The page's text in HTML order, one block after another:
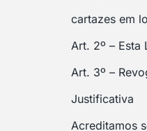
cartazes em
Art. 2º – Esta
Art. 3º –
Justificativa
Acreditamos